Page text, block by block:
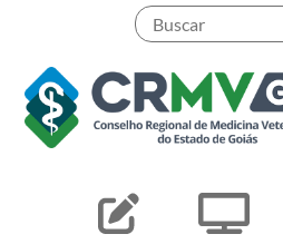
content
Pesquisar